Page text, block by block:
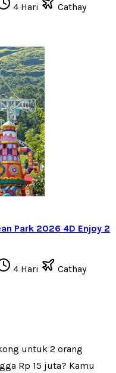
4 Hari
Cathay
Park 2026 4D Enjoy 2
4 Hari
Cathay
untuk 2 orang
Rp 15 juta? Kamu